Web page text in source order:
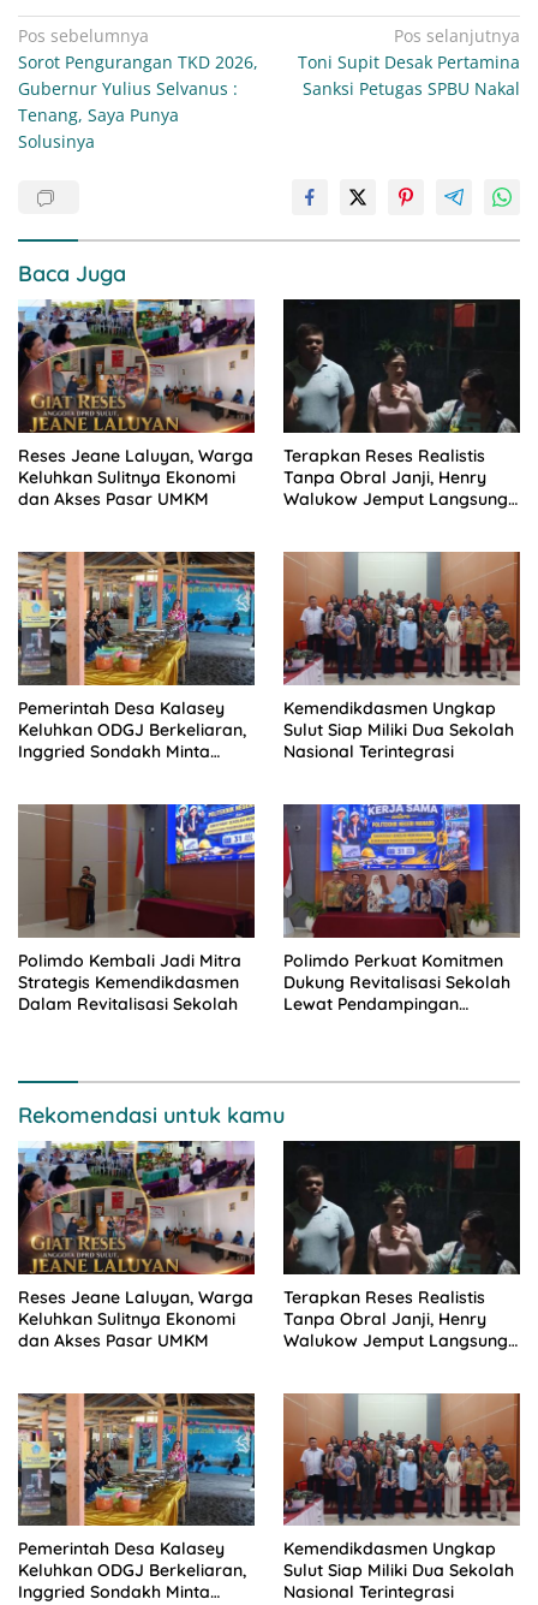
Navigasi
pos
Pos sebelumnya
Sorot Pengurangan TKD 2026,
Gubernur Yulius Selvanus :
Tenang, Saya Punya
Solusinya
Pos selanjutnya
Toni Supit Desak Pertamina
Sanksi Petugas SPBU Nakal
Baca Juga
Reses Jeane Laluyan, Warga
Keluhkan Sulitnya Ekonomi
dan Akses Pasar UMKM
Terapkan Reses Realistis
Tanpa Obral Janji, Henry
Walukow Jemput Langsung
Pemerintah Desa Kalasey
Keluhkan ODGJ Berkeliaran,
Inggried Sondakh Minta
Kemendikdasmen Ungkap
Sulut Siap Miliki Dua Sekolah
Nasional Terintegrasi
Polimdo Kembali Jadi Mitra
Strategis Kemendikdasmen
Dalam Revitalisasi Sekolah
Polimdo Perkuat Komitmen
Dukung Revitalisasi Sekolah
Lewat Pendampingan
Rekomendasi untuk kamu
Reses Jeane Laluyan, Warga
Keluhkan Sulitnya Ekonomi
dan Akses Pasar UMKM
Terapkan Reses Realistis
Tanpa Obral Janji, Henry
Walukow Jemput Langsung
Pemerintah Desa Kalasey
Keluhkan ODGJ Berkeliaran,
Inggried Sondakh Minta
Kemendikdasmen Ungkap
Sulut Siap Miliki Dua Sekolah
Nasional Terintegrasi